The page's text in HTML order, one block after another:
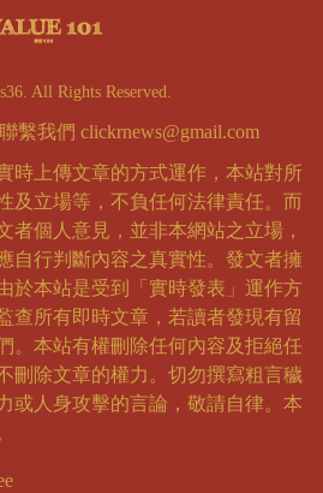
All Rights Reserved.
聯繫我們 clickrnews@gmail.com
時上傳文章的方式運作，本站對所
及立場等，不負任何法律責任。而
者個人意見，並非本網站之立場，
自行判斷內容之真實性。發文者擁
於本站是受到「實時發表」運作方
查所有即時文章，若讀者發現有留
。本站有權刪除任何內容及拒絕任
刪除文章的權力。切勿撰寫粗言穢
或人身攻擊的言論，敬請自律。本